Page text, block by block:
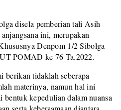
disela pemberian tali Asih
ini, merupakan
Denpom 1/2 Sibolga
POMAD ke 76 Ta.2022.
berikan tidaklah seberapa
materinya, namun hal ini
bentuk kepedulian dalam nuansa